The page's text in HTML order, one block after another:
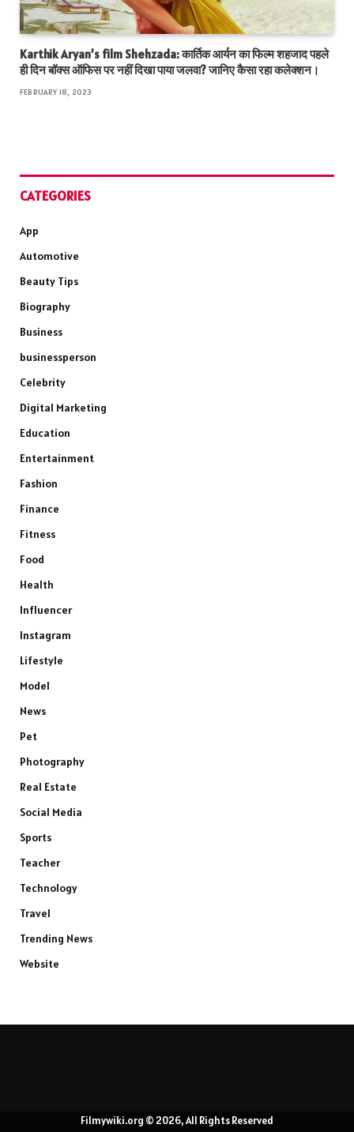
Karthik Aryan’s film Shehzada: कार्तिक आर्यन का फिल्म शहजाद पहले
ही दिन बॉक्स ऑफिस पर नहीं दिखा पाया जलवा? जानिए कैसा रहा कलेक्शन।
FEBRUARY 18, 2023
CATEGORIES
App
Automotive
Beauty Tips
Biography
Business
businessperson
Celebrity
Digital Marketing
Education
Entertainment
Fashion
Finance
Fitness
Food
Health
Influencer
Instagram
Lifestyle
Model
News
Pet
Photography
Real Estate
Social Media
Sports
Teacher
Technology
Travel
Trending News
Website
Filmywiki.org © 2026, All Rights Reserved